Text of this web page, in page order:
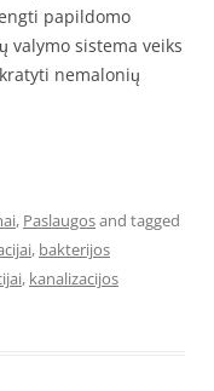
papildomo
valymo sistema veiks
nemalonių
, Paslaugosand tagged
, bakterijos
, kanalizacijos